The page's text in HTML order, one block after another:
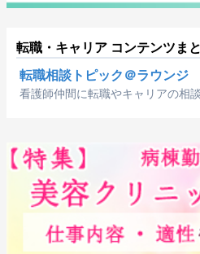
転職・キャリア コンテンツま
転職相談トピック＠ラウンジ
看護師仲間に転職やキャリアの相